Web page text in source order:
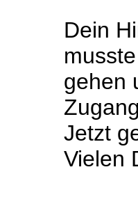
Dein
gehen
Jetzt
Vielen